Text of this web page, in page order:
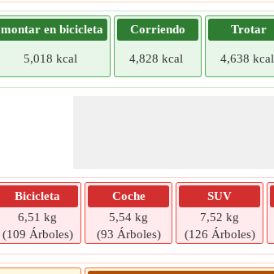
montar en bicicleta
5,018 kcal
Corriendo
4,828 kcal
Trotar
4,638 kcal
Bicicleta
6,51 kg
(109 Árboles)
Coche
5,54 kg
(93 Árboles)
SUV
7,52 kg
(126 Árboles)